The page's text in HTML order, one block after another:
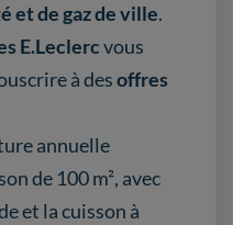
et de gaz de ville.
E.Leclercvous
à desoffres
annuelle
de 100 m², avec
et la cuisson à